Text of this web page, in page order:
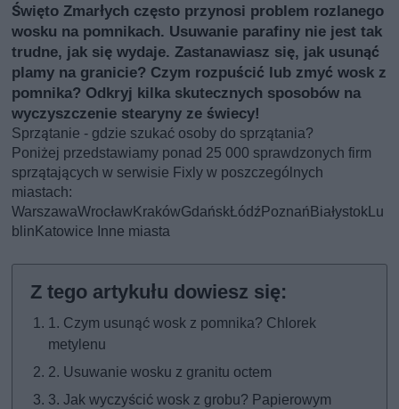
Święto Zmarłych często przynosi problem rozlanego
wosku na pomnikach. Usuwanie parafiny nie jest tak
trudne, jak się wydaje. Zastanawiasz się, jak usunąć
plamy na granicie? Czym rozpuścić lub zmyć wosk z
pomnika? Odkryj kilka skutecznych sposobów na
wyczyszczenie stearyny ze świecy!
Sprzątanie - gdzie szukać osoby do sprzątania?
Poniżej przedstawiamy ponad 25 000 sprawdzonych firm
sprzątających w serwisie Fixly w poszczególnych
miastach:
WarszawaWrocławKrakówGdańskŁódźPoznańBiałystokLu
blinKatowice Inne miasta
1. Czym usunąć wosk z pomnika? Chlorek
metylenu
2. Usuwanie wosku z granitu octem
3. Jak wyczyścić wosk z grobu? Papierowym